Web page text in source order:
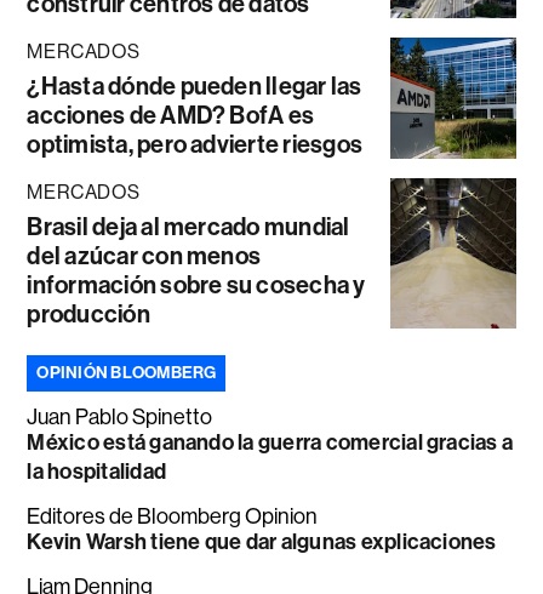
MERCADOS
¿Hasta dónde pueden llegar las
acciones de AMD? BofA es
optimista, pero advierte riesgos
MERCADOS
Brasil deja al mercado mundial
del azúcar con menos
información sobre su cosecha y
producción
OPINIÓN BLOOMBERG
Juan Pablo Spinetto
México está ganando la guerra comercial gracias a
la hospitalidad
Editores de Bloomberg Opinion
Kevin Warsh tiene que dar algunas explicaciones
Liam Denning